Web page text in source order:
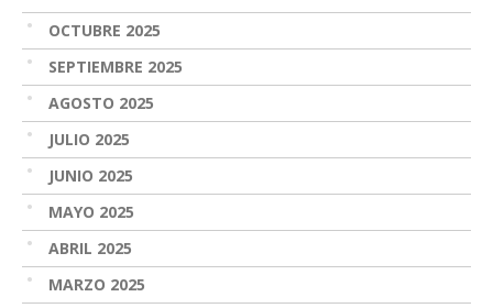
OCTUBRE 2025
SEPTIEMBRE 2025
AGOSTO 2025
JULIO 2025
JUNIO 2025
MAYO 2025
ABRIL 2025
MARZO 2025